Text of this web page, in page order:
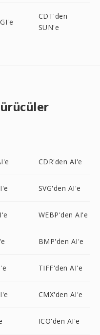
CDT'den
SUN'e
CDR'den AI'e
SVG'den AI'e
WEBP'den AI'e
BMP'den AI'e
TIFF'den AI'e
CMX'den AI'e
ICO'den AI'e